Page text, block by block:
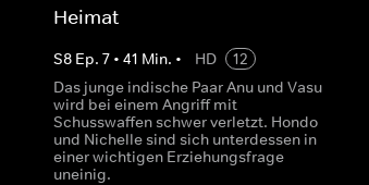
Heimat
S8 Ep. 7• 41 Min. • HD
12
Das junge indische Paar Anu und Vasu
wird bei einem Angriff mit
Schusswaffen schwer verletzt. Hondo
und Nichelle sind sich unterdessen in
einer wichtigen Erziehungsfrage
uneinig.